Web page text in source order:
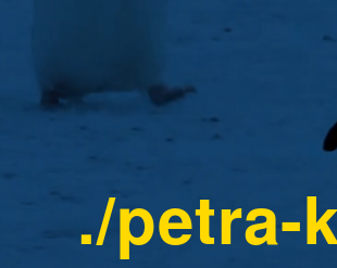
./petra-